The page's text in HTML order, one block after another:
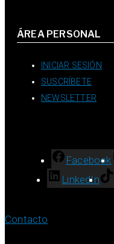
ÁREA PERSONAL
INICIAR SESIÓN
SUSCRÍBETE
NEWSLETTER
Facebook
LinkedIn
Contacto